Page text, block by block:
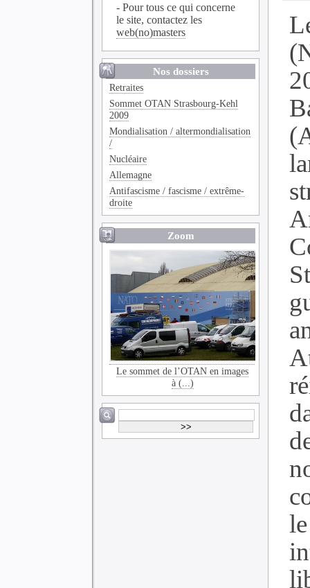
- Pour tous ce qui concerne
le site, contactez les
web(no)masters
Nos dossiers
Retraites
Sommet OTAN Strasbourg-Kehl
2009
Mondialisation / altermondialisation
/
Nucléaire
Allemagne
Antifascisme / fascisme / extrême-
droite
Zoom
Le sommet de l’OTAN en images
à (...)